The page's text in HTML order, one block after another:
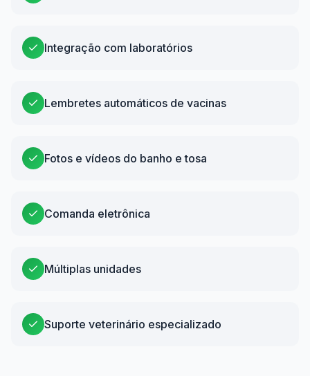
Integração com laboratórios
Lembretes automáticos de vacinas
Fotos e vídeos do banho e tosa
Comanda eletrônica
Múltiplas unidades
Suporte veterinário especializado